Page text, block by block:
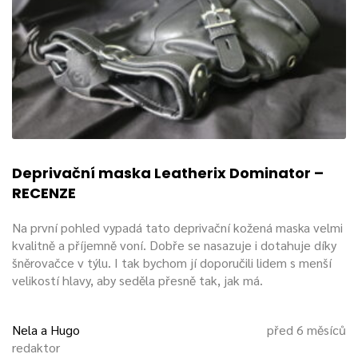
Masky s roubíky – deprivační
Bývají však kukly rovněž s očima nebo s odnímatelnou
maskou v oblastí očí, někdy i spostrojem naroubíkv
oblasti úst. Některé masky disponují zipem po celé délce
hlavy, jiné jsou ve tvaru zvířete bez detailů (ve tvaru psa,
tedy typický obrys čumáku a uši). Tyto pomůcky jsou
Takové kukly jsou doplňkem klasických
po celé délce zad (některé kombinézy už disponují vkuse s
maskou, u jiných lze masky pomocí zipu střídat).
Kukla chrání soukromí
Obecnou výhodou, pro kterou se člověk rozhoduje použít
kuklu nebo masku, je
Deprivační maska Leatherix Dominator –
RECENZE
Na první pohled vypadá tato deprivační kožená maska velmi
kvalitně a příjemně voní. Dobře se nasazuje i dotahuje díky
šněrovačce v týlu. I tak bychom jí doporučili lidem s menší
velikostí hlavy, aby seděla přesně tak, jak má.
Nela a Hugo
redaktor
před 6 měsíců